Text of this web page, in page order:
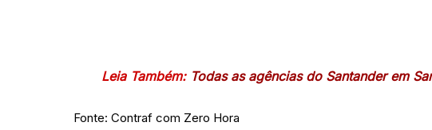
Leia Também: Todas as agências do Santander em
Fonte: Contraf com Zero Hora